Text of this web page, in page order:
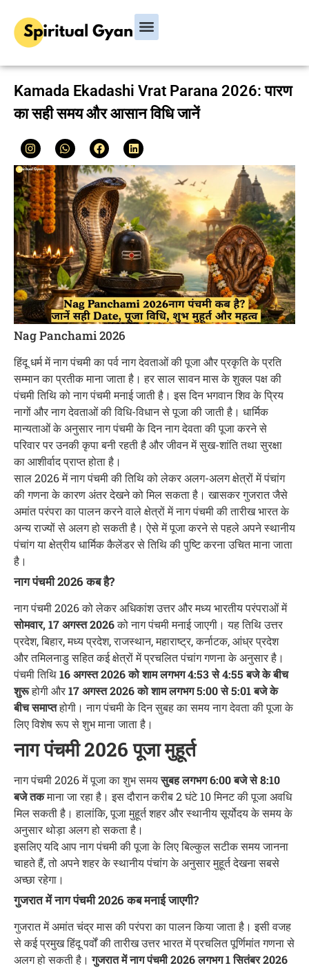
Kamada Ekadashi Vrat Parana 2026: पारण
का सही समय और आसान विधि जानें
Nag Panchami 2026
हिंदू धर्म में नाग पंचमी का पर्व नाग देवताओं की पूजा और प्रकृति के प्रति
सम्मान का प्रतीक माना जाता है। हर साल सावन मास के शुक्ल पक्ष की
पंचमी तिथि को नाग पंचमी मनाई जाती है। इस दिन भगवान शिव के प्रिय
नागों और नाग देवताओं की विधि-विधान से पूजा की जाती है। धार्मिक
मान्यताओं के अनुसार नाग पंचमी के दिन नाग देवता की पूजा करने से
परिवार पर उनकी कृपा बनी रहती है और जीवन में सुख-शांति तथा सुरक्षा
का आशीर्वाद प्राप्त होता है।
साल 2026 में नाग पंचमी की तिथि को लेकर अलग-अलग क्षेत्रों में पंचांग
की गणना के कारण अंतर देखने को मिल सकता है। खासकर गुजरात जैसे
अमांत परंपरा का पालन करने वाले क्षेत्रों में नाग पंचमी की तारीख भारत के
अन्य राज्यों से अलग हो सकती है। ऐसे में पूजा करने से पहले अपने स्थानीय
पंचांग या क्षेत्रीय धार्मिक कैलेंडर से तिथि की पुष्टि करना उचित माना जाता
है।
नाग पंचमी 2026 कब है?
नाग पंचमी 2026 को लेकर अधिकांश उत्तर और मध्य भारतीय परंपराओं में
सोमवार, 17 अगस्त 2026को नाग पंचमी मनाई जाएगी। यह तिथि उत्तर
प्रदेश, बिहार, मध्य प्रदेश, राजस्थान, महाराष्ट्र, कर्नाटक, आंध्र प्रदेश
और तमिलनाडु सहित कई क्षेत्रों में प्रचलित पंचांग गणना के अनुसार है।
पंचमी तिथि16 अगस्त 2026 को शाम लगभग 4:53 से 4:55 बजे के बीच
शुरूहोगी और17 अगस्त 2026 को शाम लगभग 5:00 से 5:01 बजे के
बीच समाप्तहोगी। नाग पंचमी के दिन सुबह का समय नाग देवता की पूजा के
लिए विशेष रूप से शुभ माना जाता है।
नाग पंचमी 2026 पूजा मुहूर्त
नाग पंचमी 2026 में पूजा का शुभ समयसुबह लगभग 6:00 बजे से 8:10
बजे तकमाना जा रहा है। इस दौरान करीब 2 घंटे 10 मिनट की पूजा अवधि
मिल सकती है। हालांकि, पूजा मुहूर्त शहर और स्थानीय सूर्योदय के समय के
अनुसार थोड़ा अलग हो सकता है।
इसलिए यदि आप नाग पंचमी की पूजा के लिए बिल्कुल सटीक समय जानना
चाहते हैं, तो अपने शहर के स्थानीय पंचांग के अनुसार मुहूर्त देखना सबसे
अच्छा रहेगा।
गुजरात में नाग पंचमी 2026 कब मनाई जाएगी?
गुजरात में अमांत चंद्र मास की परंपरा का पालन किया जाता है। इसी वजह
से कई प्रमुख हिंदू पर्वों की तारीख उत्तर भारत में प्रचलित पूर्णिमांत गणना से
अलग हो सकती है।गुजरात में नाग पंचमी 2026 लगभग 1 सितंबर 2026